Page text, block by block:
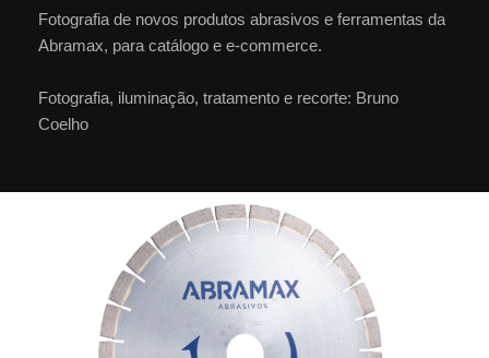
Fotografia de novos produtos abrasivos e ferramentas da
Abramax, para catálogo e e-commerce.
Fotografia, iluminação, tratamento e recorte: Bruno
Coelho